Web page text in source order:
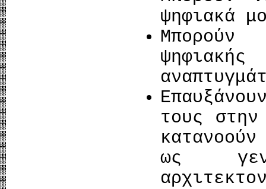
ψηφιακά
Μπορούν
τους στην
ως